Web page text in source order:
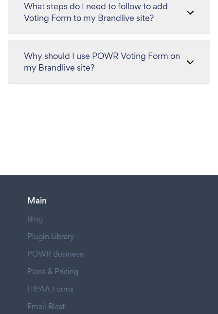
What steps do I need to follow to add
Voting Form to my Brandlive site?
Why should I use POWR Voting Form on
my Brandlive site?
Main
Blog
Plugin Library
POWR Business
Plans & Pricing
HIPAA Forms
Email Blast